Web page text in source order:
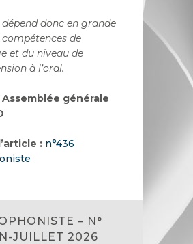
donc en grande
de
et du niveau de
à l’oral.
générale
: n°436
– N°
JUILLET 2026